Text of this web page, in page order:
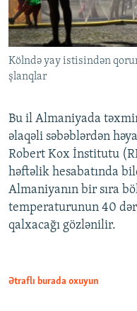
Kölndə yay istisindən
şlanqlar
Bu il Almaniyada
əlaqəli səbəblərdən
Robert Kox İnstitutu
həftəlik hesabatında
Almaniyanın bir sıra
temperaturunun 40
qalxacağı gözlənilir.
Ətraflı burada oxuyun